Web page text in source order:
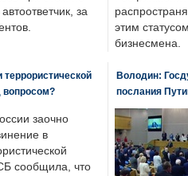
за
этим
бизнесмена.
вопросом?
заочно
в
сообщила, что
Володин:
послания